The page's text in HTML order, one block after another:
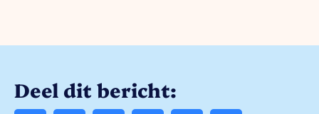
Deel dit bericht: